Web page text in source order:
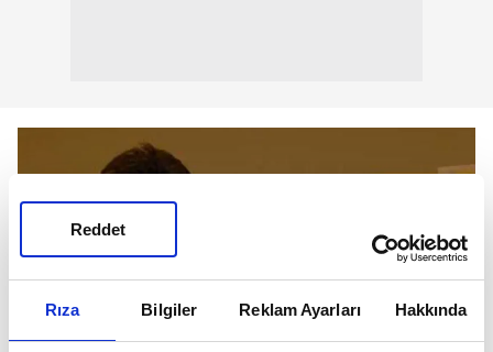
Rıza Bilgiler Reklam Ayarları Hakkında
Reddet